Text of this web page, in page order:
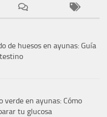
de huesos en ayunas: Guía
verde en ayunas: Cómo
tu glucosa